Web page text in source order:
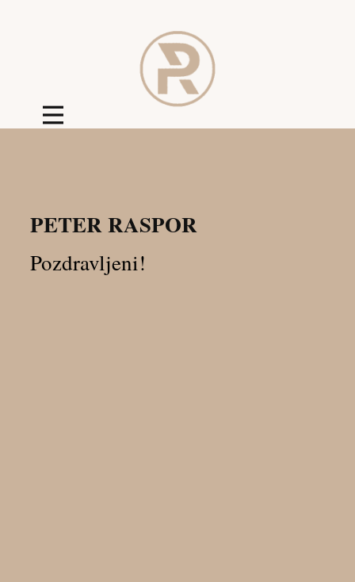
PETER RASPOR
Pozdravljeni!